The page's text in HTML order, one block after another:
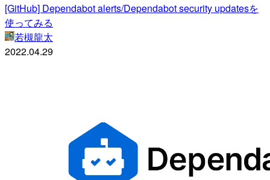
[GitHub] Dependabot alerts/Dependabot security updatesを
使ってみる
若槻龍太
2022.04.29